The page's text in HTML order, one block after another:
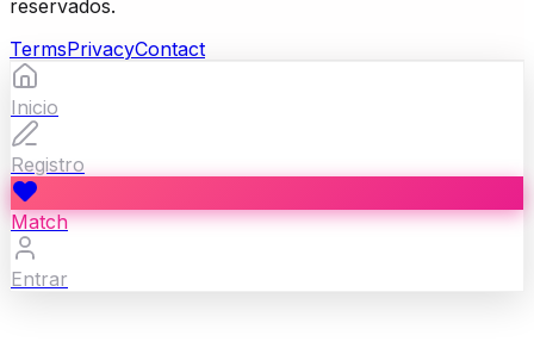
reservados.
TermsPrivacyContact
Inicio
Registro
Match
Entrar